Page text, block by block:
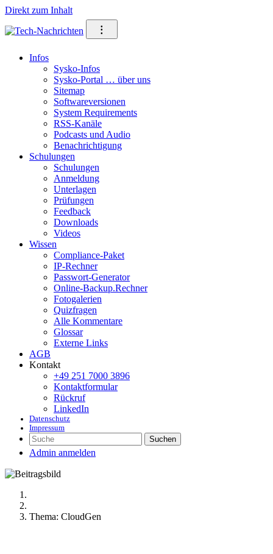
Direkt zum Inhalt
⁝
Infos
Sysko-Infos
Sysko-Portal … über uns
Sitemap
Softwareversionen
System Requirements
RSS-Kanäle
Podcasts und Audio
Benachrichtigung
Schulungen
Schulungen
Anmeldung
Unterlagen
Prüfungen
Feedback
Downloads
Videos
Wissen
Compliance-Paket
IP-Rechner
Passwort-Generator
Online-Backup.Rechner
Fotogalerien
Quizfragen
Alle Kommentare
Glossar
Externe Links
AGB
Kontakt
+49 251 7000 3896
Kontaktformular
Rückruf
LinkedIn
Datenschutz
Impressum
Suchen
Admin anmelden
Thema: CloudGen